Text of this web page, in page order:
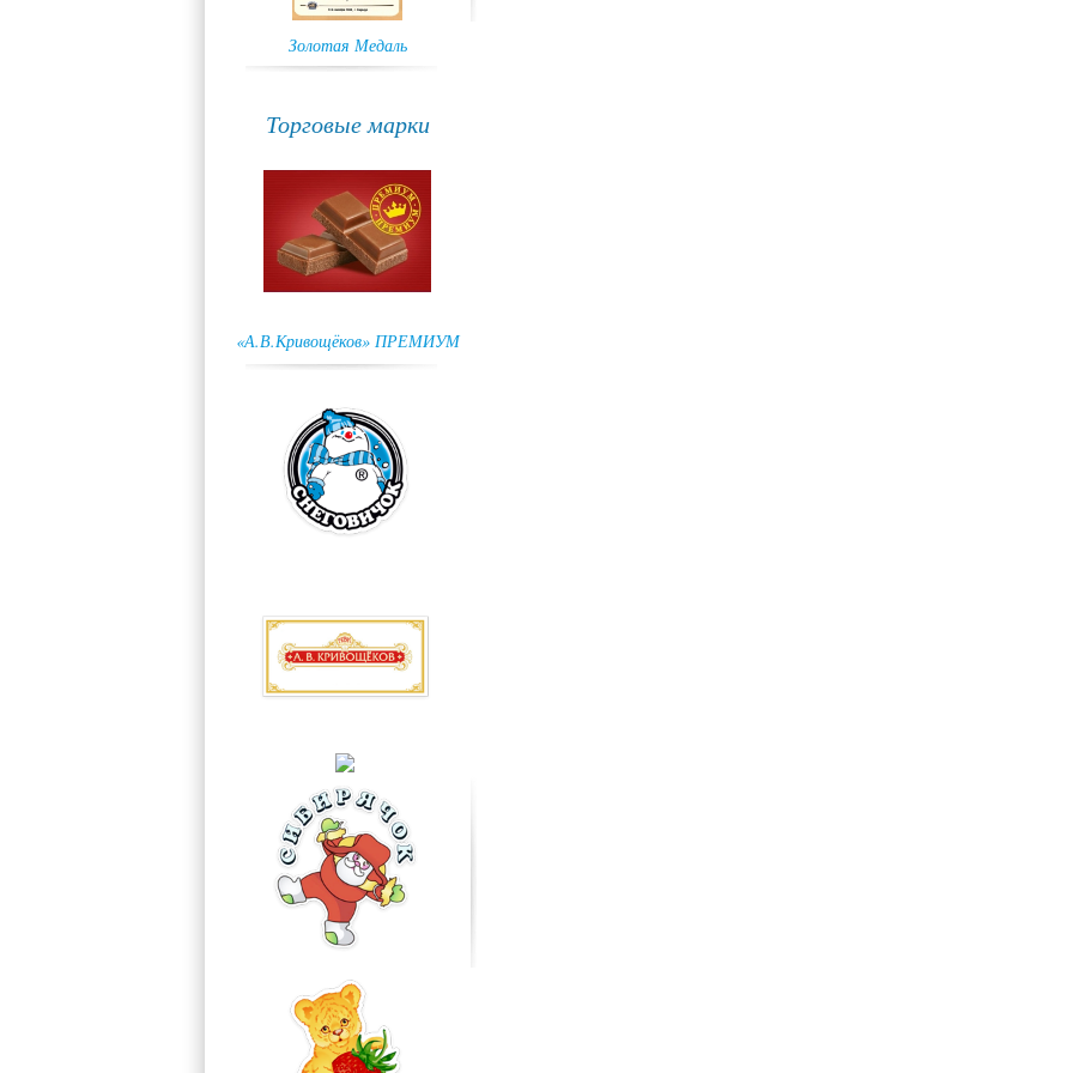
Золотая Медаль
Торговые марки
«А.В.Кривощёков» ПРЕМИУМ